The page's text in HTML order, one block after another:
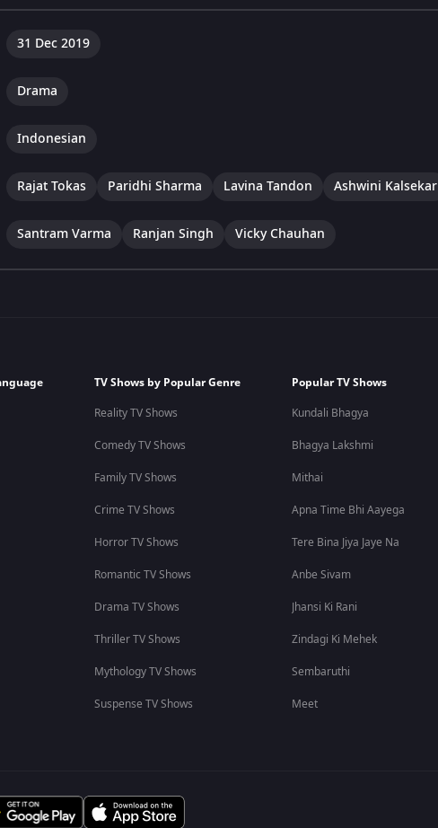
31 Dec 2019
Drama
Indonesian
Rajat Tokas Paridhi Sharma Lavina Tandon Ashwini Kalsekar
Santram Varma Ranjan Singh Vicky Chauhan
TV Shows by Popular Genre
Reality TV Shows
Comedy TV Shows
Family TV Shows
Crime TV Shows
Horror TV Shows
Romantic TV Shows
Drama TV Shows
Thriller TV Shows
Mythology TV Shows
Suspense TV Shows
Popular TV Shows
Kundali Bhagya
Bhagya Lakshmi
Mithai
Apna Time Bhi Aayega
Tere Bina Jiya Jaye Na
Anbe Sivam
Jhansi Ki Rani
Zindagi Ki Mehek
Sembaruthi
Meet